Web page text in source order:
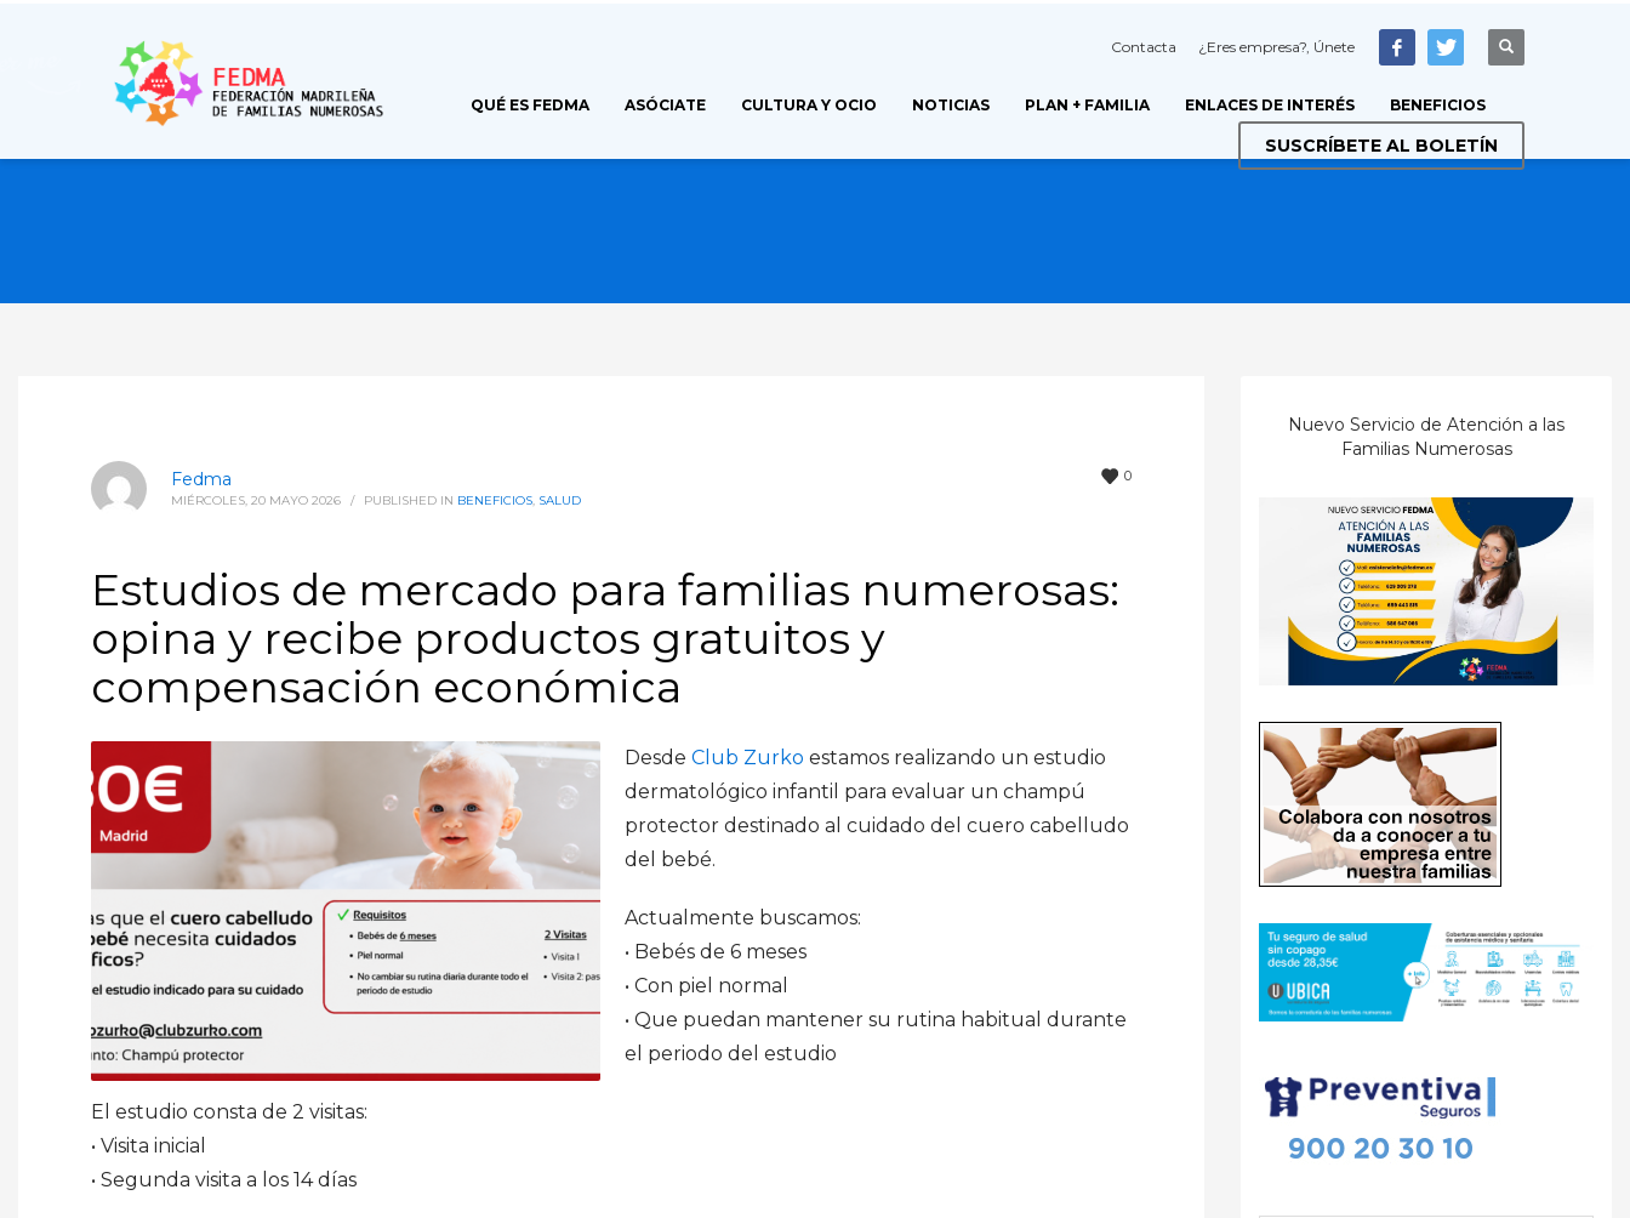
Contacta ¿Eres empresa?, Únete
QUÉ ES FEDMA ASÓCIATE CULTURA Y OCIO NOTICIAS PLAN + FAMILIA ENLACES DE INTERÉS BENEFICIOS
SUSCRÍBETE AL BOLETÍN
0
Fedma
MIÉRCOLES, 20 MAYO 2026 / PUBLISHED IN BENEFICIOS, SALUD
Estudios de mercado para familias numerosas:
opina y recibe productos gratuitos y
compensación económica
Desde Club Zurko estamos realizando un estudio
dermatológico infantil para evaluar un champú
protector destinado al cuidado del cuero cabelludo
del bebé.
Actualmente buscamos:
• Bebés de 6 meses
• Con piel normal
• Que puedan mantener su rutina habitual durante
el periodo del estudio
El estudio consta de 2 visitas:
• Visita inicial
• Segunda visita a los 14 días
Nuevo Servicio de Atención a las
Familias Numerosas